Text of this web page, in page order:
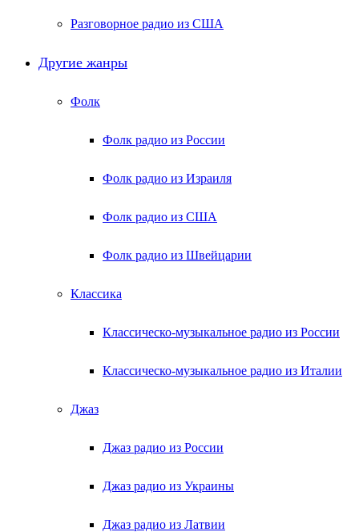
Разговорное радио из США
Другие жанры
Фолк
Фолк радио из России
Фолк радио из Израиля
Фолк радио из США
Фолк радио из Швейцарии
Классика
Классическо-музыкальное радио из России
Классическо-музыкальное радио из Италии
Джаз
Джаз радио из России
Джаз радио из Украины
Джаз радио из Латвии